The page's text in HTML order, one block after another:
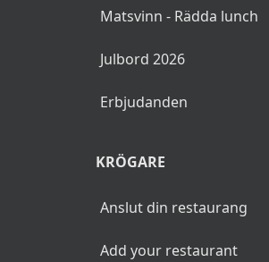
Matsvinn - Rädda lunch
Julbord 2026
Erbjudanden
KRÖGARE
Anslut din restaurang
Add your restaurant